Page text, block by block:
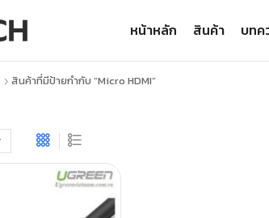
หน้าหลัก สินค้า บทค
สินค้าที่มีป้ายกำกับ “Micro HDMI”